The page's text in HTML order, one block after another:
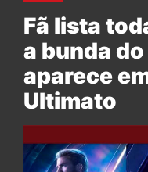
Fã lista
a bunda
aparece
Ultimato